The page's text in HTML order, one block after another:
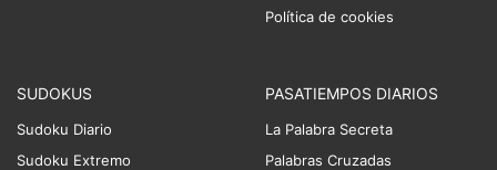
Política de cookies
SUDOKUS
Sudoku Diario
Sudoku Extremo
PASATIEMPOS DIARIOS
La Palabra Secreta
Palabras Cruzadas